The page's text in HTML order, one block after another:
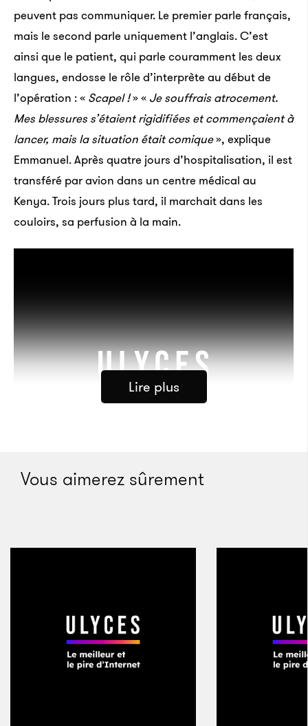
peuvent pas communiquer. Le premier parle français,
mais le second parle uniquement l’anglais. C’est
ainsi que le patient, qui parle couramment les deux
langues, endosse le rôle d’interprète au début de
l’opération : « Scapel !» « Je souffrais atrocement.
Mes blessures s’étaient rigidifiées et commençaient à
lancer, mais la situation était comique», explique
Emmanuel. Après quatre jours d’hospitalisation, il est
transféré par avion dans un centre médical au
Kenya. Trois jours plus tard, il marchait dans les
couloirs, sa perfusion à la main.
C’est en 2008 que le prince de Merode devient
directeur des Virunga, le parc national le plus célèbre
d’Afrique, mais aussi le plus menacé. Cette réserve
Lire plus
Vous aimerez sûrement